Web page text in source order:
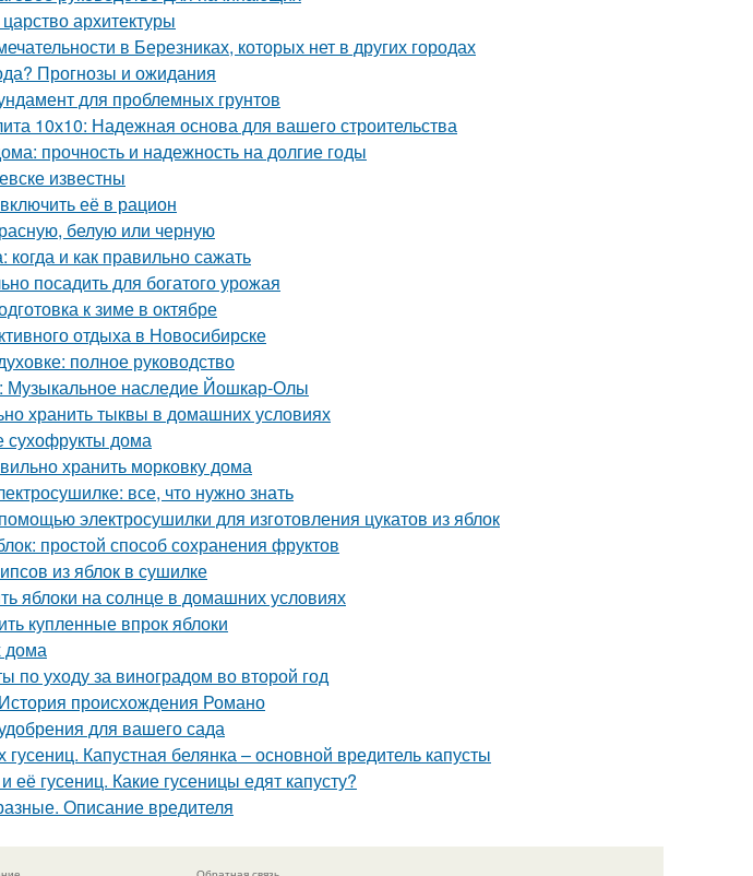
архитектуры
в Березниках, которых нет в других городах
Прогнозы и ожидания
для проблемных грунтов
10х10: Надежная основа для вашего строительства
прочность и надежность на долгие годы
известны
её в рацион
белую или черную
и как правильно сажать
посадить для богатого урожая
к зиме в октябре
отдыха в Новосибирске
полное руководство
Музыкальное наследие Йошкар-Олы
хранить тыквы в домашних условиях
сухофрукты дома
хранить морковку дома
все, что нужно знать
электросушилки для изготовления цукатов из яблок
простой способ сохранения фруктов
из яблок в сушилке
яблоки на солнце в домашних условиях
купленные впрок яблоки
дома
по уходу за виноградом во второй год
происхождения Романо
для вашего сада
гусениц. Капустная белянка – основной вредитель капусты
её гусениц. Какие гусеницы едят капусту?
Описание вредителя